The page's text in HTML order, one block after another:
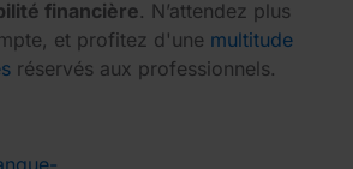
financière. N’attendez plus
et profitez d'une multitude
réservés aux professionnels.